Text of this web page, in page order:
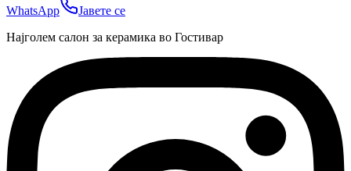
WhatsApp
Јавете се
Најголем салон за керамика во Гостивар